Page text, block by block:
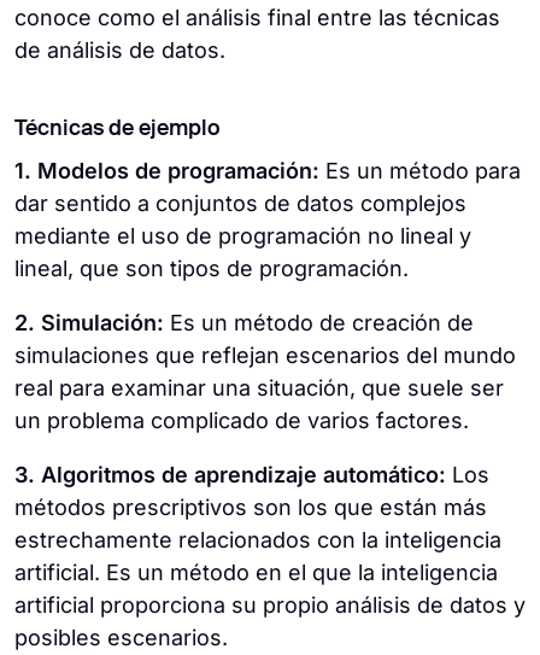
conoce como el análisis final entre las técnicas
de análisis de datos.
Técnicas de ejemplo
1. Modelos de programación: Es un método para
dar sentido a conjuntos de datos complejos
mediante el uso de programación no lineal y
lineal, que son tipos de programación.
2. Simulación: Es un método de creación de
simulaciones que reflejan escenarios del mundo
real para examinar una situación, que suele ser
un problema complicado de varios factores.
3. Algoritmos de aprendizaje automático: Los
métodos prescriptivos son los que están más
estrechamente relacionados con la inteligencia
artificial. Es un método en el que la inteligencia
artificial proporciona su propio análisis de datos y
posibles escenarios.